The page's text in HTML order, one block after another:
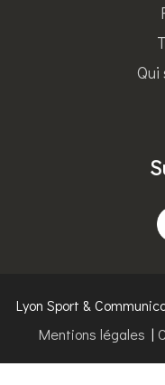
Qui
Lyon Sport &
Mentions légales |